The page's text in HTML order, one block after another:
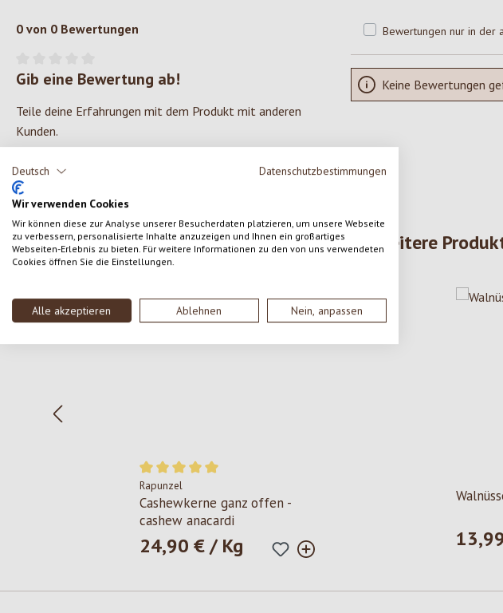
Deutsch Datenschutzbestimmungen
Wir verwenden Cookies
Wir können diese zur Analyse unserer Besucherdaten platzieren, um unsere Webseite
zu verbessern, personalisierte Inhalte anzuzeigen und Ihnen ein großartiges
Webseiten-Erlebnis zu bieten. Für weitere Informationen zu den von uns verwendeten
Cookies öffnen Sie die Einstellungen.
Alle akzeptieren Ablehnen Nein, anpassen
0 von 0 Bewertungen
Durchschnittliche Bewertung von 0 von 5 Sternen
Gib eine Bewertung ab!
Teile deine Erfahrungen mit dem Produkt mit anderen
Kunden.
SCHREIBE EINE BEWERTUNG
Bewertungen nur in der
Keine Bewertungen
Weitere
Durchschnittliche Bewertung von 5 von 5 Sternen
Rapunzel
Cashewkerne ganz offen -
cashew anacardi
Regulärer Preis:
24,90 € / Kg